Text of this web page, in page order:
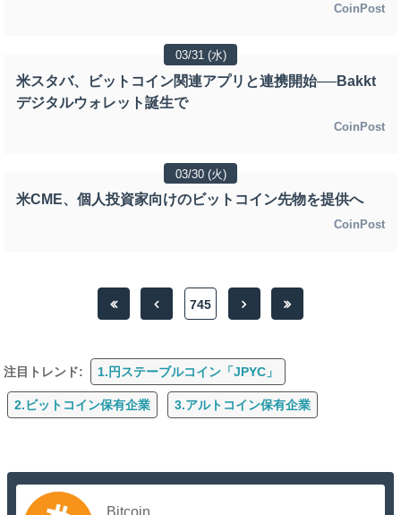
CoinPost
03/31 (水)
米スタバ、ビットコイン関連アプリと連携開始──Bakkt
デジタルウォレット誕生で
CoinPost
03/30 (火)
米CME、個人投資家向けのビットコイン先物を提供へ
CoinPost
745
注目トレンド: 1.円ステーブルコイン「JPYC」
2.ビットコイン保有企業 3.アルトコイン保有企業
Bitcoin